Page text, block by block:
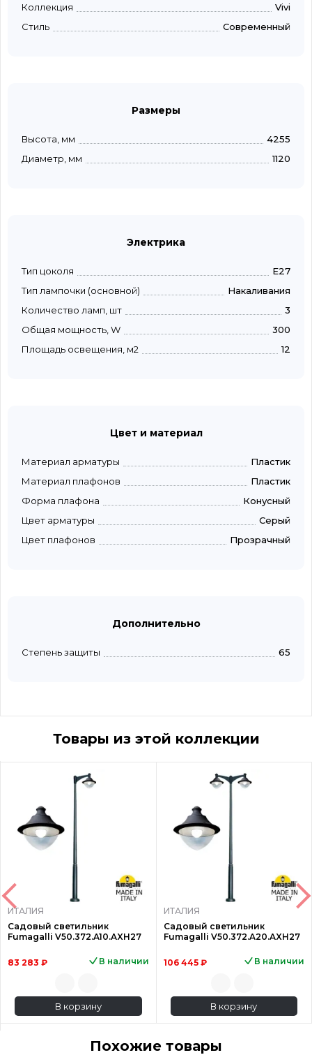
Коллекция
Vivi
Стиль
Современный
Размеры
Высота, мм
4255
Диаметр, мм
1120
Электрика
Тип цоколя
E27
Тип лампочки (основной)
Накаливания
Количество ламп, шт
3
Общая мощность, W
300
Площадь освещения, м2
12
Цвет и материал
Материал арматуры
Пластик
Материал плафонов
Пластик
Форма плафона
Конусный
Цвет арматуры
Серый
Цвет плафонов
Прозрачный
Дополнительно
Степень защиты 65
Товары из этой коллекции
ИТАЛИЯ
Садовый светильник
Fumagalli V50.372.A10.AXH27
83 283 ₽ В наличии
В корзину
ИТАЛИЯ
Садовый светильник
Fumagalli V50.372.A20.AXH27
106 445 ₽ В наличии
В корзину
Похожие товары